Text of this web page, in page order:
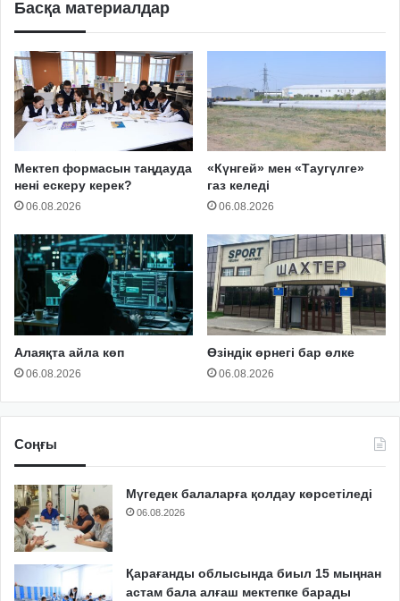
Басқа материалдар
Мектеп формасын таңдауда
нені ескеру керек?
06.08.2026
«Күнгей» мен «Таугүлге»
газ келеді
06.08.2026
Алаяқта айла көп
06.08.2026
Өзіндік өрнегі бар өлке
06.08.2026
Соңғы
Мүгедек балаларға қолдау көрсетіледі
06.08.2026
Қарағанды облысында биыл 15 мыңнан
астам бала алғаш мектепке барады